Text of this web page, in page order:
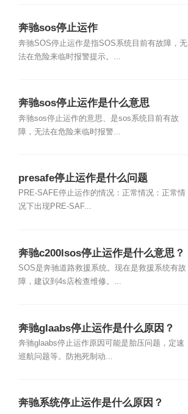
奔驰sos停止运作
奔驰SOS停止运作是指SOS系统目前有故障，无
法在危险来临时报警提示。...
奔驰sos停止运作是什么意思
奔驰sos停止运作的意思、是sos系统目前有故
障，无法在危险来临时报警...
presafe停止运作是什么问题
PRE-SAFE停止运作的情况：正常情况：正常情
况下出现PRE-SAF...
奔驰c200lsos停止运作是什么意思？
SOS是奔驰道路救援系统。现在是救援系统有故
障，建议到4s店检查维修。...
奔驰glaabs停止运作是什么原因？
奔驰glaabs停止运作原因可能是胎压问题，定速
巡航问题等。防抱死制动...
奔驰系统停止运作是什么原因？